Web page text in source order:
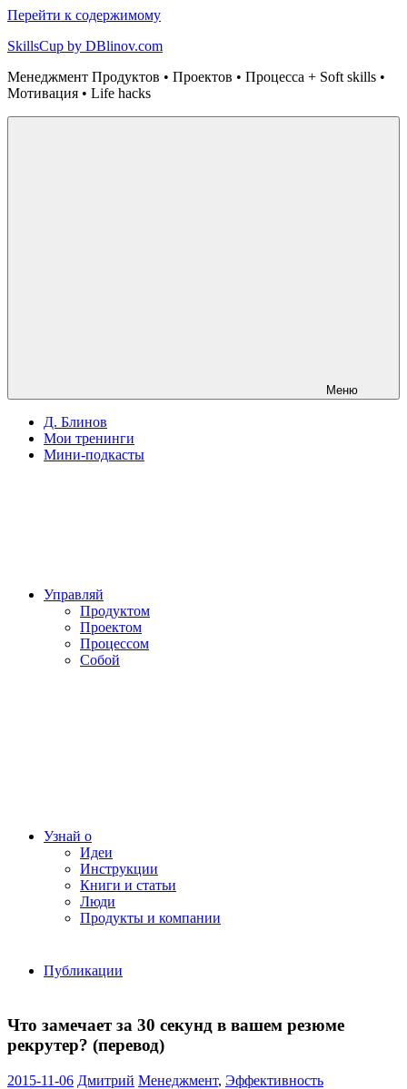
Перейти к содержимому
SkillsCup by DBlinov.com
Менеджмент Продуктов • Проектов • Процесса + Soft skills •
Мотивация • Life hacks
Меню
Д. Блинов
Мои тренинги
Мини-подкасты
Управляй
Продуктом
Проектом
Процессом
Собой
Узнай о
Идеи
Инструкции
Книги и статьи
Люди
Продукты и компании
Публикации
Что замечает за 30 секунд в вашем резюме
рекрутер? (перевод)
2015-11-06 Дмитрий Менеджмент, Эффективность